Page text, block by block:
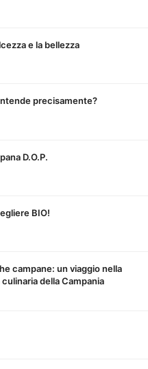
e la bellezza
precisamente?
D.O.P.
BIO!
campane: un viaggio nella
della Campania